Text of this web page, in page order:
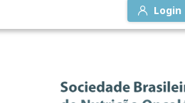
Login